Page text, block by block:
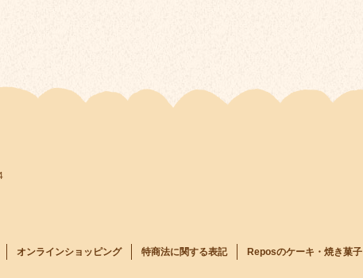
オンラインショッピング 特商法に関する表記 Reposのケーキ・焼き菓子